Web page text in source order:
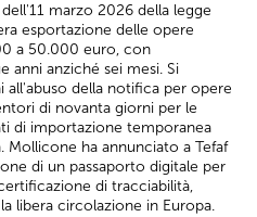
marzo 2026 della legge
esportazione delle opere
a 50.000 euro, con
anni anziché sei mesi. Si
della notifica per opere
di novanta giorni per le
di importazione temporanea
Mollicone ha annunciato a Tefaf
di un passaporto digitale per
di tracciabilità,
libera circolazione in Europa.